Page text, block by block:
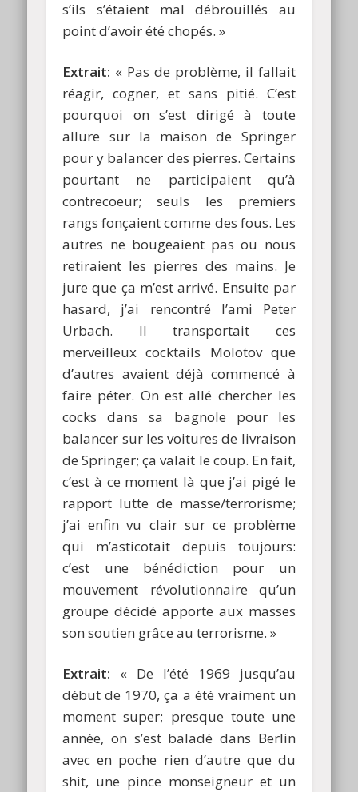
s’ils s’étaient mal débrouillés au
point d’avoir été chopés. »
Extrait: « Pas de problème, il fallait
réagir, cogner, et sans pitié. C’est
pourquoi on s’est dirigé à toute
allure sur la maison de Springer
pour y balancer des pierres. Certains
pourtant ne participaient qu’à
contrecoeur; seuls les premiers
rangs fonçaient comme des fous. Les
autres ne bougeaient pas ou nous
retiraient les pierres des mains. Je
jure que ça m’est arrivé. Ensuite par
hasard, j’ai rencontré l’ami Peter
Urbach. Il transportait ces
merveilleux cocktails Molotov que
d’autres avaient déjà commencé à
faire péter. On est allé chercher les
cocks dans sa bagnole pour les
balancer sur les voitures de livraison
de Springer; ça valait le coup. En fait,
c’est à ce moment là que j’ai pigé le
rapport lutte de masse/terrorisme;
j’ai enfin vu clair sur ce problème
qui m’asticotait depuis toujours:
c’est une bénédiction pour un
mouvement révolutionnaire qu’un
groupe décidé apporte aux masses
son soutien grâce au terrorisme. »
Extrait: « De l’été 1969 jusqu’au
début de 1970, ça a été vraiment un
moment super; presque toute une
année, on s’est baladé dans Berlin
avec en poche rien d’autre que du
shit, une pince monseigneur et un